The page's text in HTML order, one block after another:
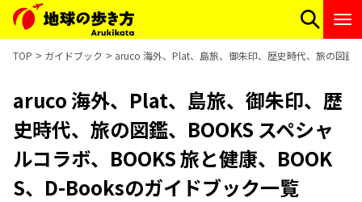
TOP ガイドブック aruco 海外、Plat、島旅、御朱印、歴史時代、旅の図鑑
aruco 海外、Plat、島旅、御朱印、歴
史時代、旅の図鑑、BOOKS スペシャ
ルコラボ、BOOKS 旅と健康、BOOK
S、D-Booksのガイドブック一覧